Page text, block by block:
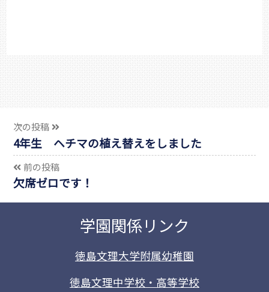
次の投稿
4年生 ヘチマの植え替えをしました
前の投稿
欠席ゼロです！
学園関係リンク
徳島文理大学附属幼稚園
徳島文理中学校・高等学校